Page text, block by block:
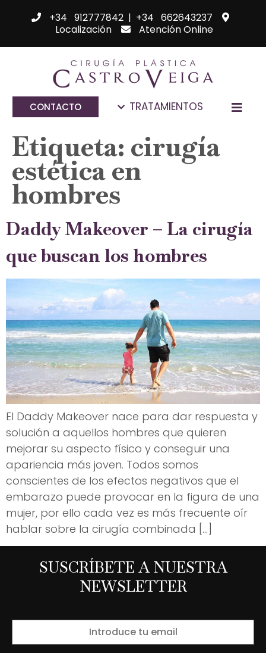
+34 912777842| +34 662643237
Localización
Atención Online
CONTACTO TRATAMIENTOS
Etiqueta: cirugía
estética en
hombres
Daddy Makeover – La cirugía
que buscan los hombres
El Daddy Makeover nace para dar respuesta y
solución a aquellos hombres que quieren
mejorar su aspecto físico y conseguir una
apariencia más joven. Todos somos
conscientes de los efectos negativos que el
embarazo puede provocar en la figura de una
mujer, por ello cada vez es más frecuente oír
hablar sobre la cirugía combinada […]
SUSCRÍBETE A NUESTRA
NEWSLETTER